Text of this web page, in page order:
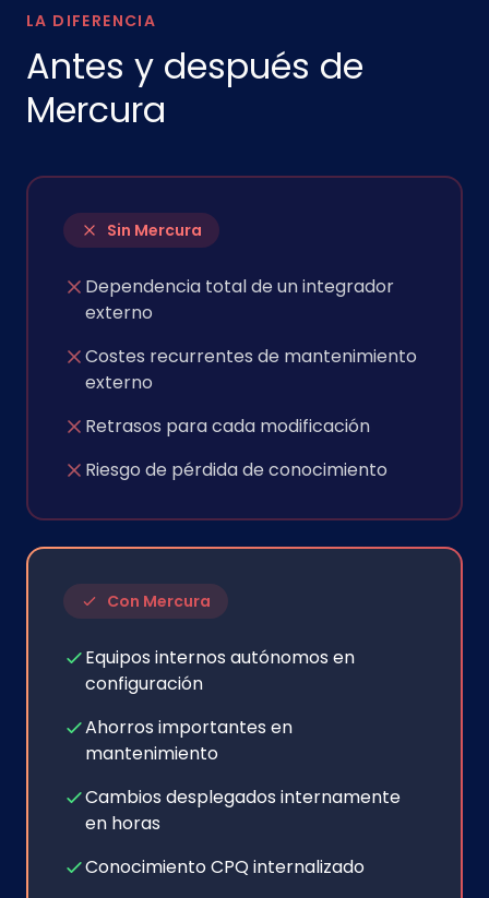
LA DIFERENCIA
Antes y después de
Mercura
Sin Mercura
Dependencia total de un integrador
externo
Costes recurrentes de mantenimiento
externo
Retrasos para cada modificación
Riesgo de pérdida de conocimiento
Con Mercura
Equipos internos autónomos en
configuración
Ahorros importantes en
mantenimiento
Cambios desplegados internamente
en horas
Conocimiento CPQ internalizado